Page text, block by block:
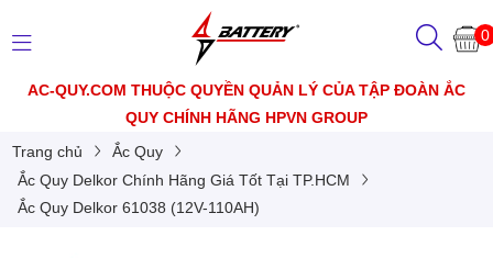
0
AC-QUY.COM THUỘC QUYỀN QUẢN LÝ CỦA TẬP ĐOÀN ẮC
QUY CHÍNH HÃNG HPVN GROUP
Trang chủ
Ắc Quy
Ắc Quy Delkor Chính Hãng Giá Tốt Tại TP.HCM
Ắc Quy Delkor 61038 (12V-110AH)